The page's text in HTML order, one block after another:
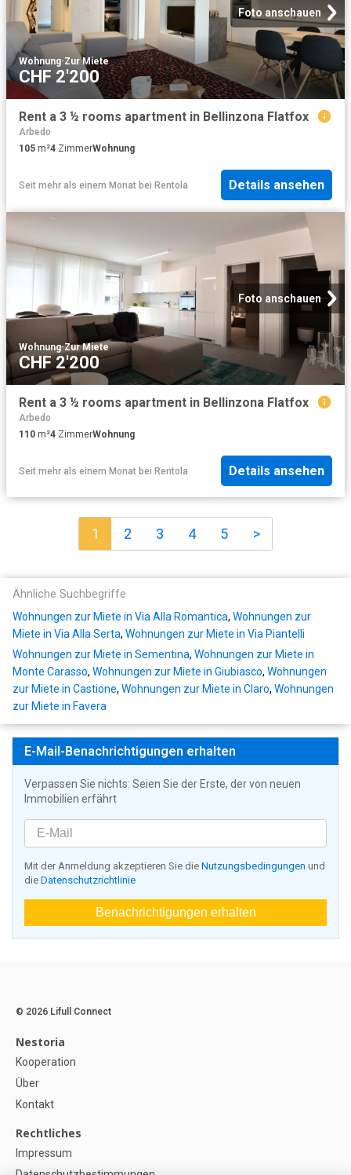
Foto anschauen
Wohnung·Zur Miete
CHF 2'200
Rent a 3 ½ rooms apartment in Bellinzona Flatfox
Arbedo
105 m²4 ZimmerWohnung
Seit mehr als einem Monat bei Rentola Details ansehen
Foto anschauen
Wohnung·Zur Miete
CHF 2'200
Rent a 3 ½ rooms apartment in Bellinzona Flatfox
Arbedo
110 m²4 ZimmerWohnung
Seit mehr als einem Monat bei Rentola Details ansehen
1 2 3 4 5 >
Ähnliche Suchbegriffe
Wohnungen zur Miete in Via Alla Romantica, Wohnungen zur
Miete in Via Alla Serta, Wohnungen zur Miete in Via Piantelli
Wohnungen zur Miete in Sementina, Wohnungen zur Miete in
Monte Carasso, Wohnungen zur Miete in Giubiasco, Wohnungen
zur Miete in Castione, Wohnungen zur Miete in Claro, Wohnungen
zur Miete in Favera
E-Mail-Benachrichtigungen erhalten
Verpassen Sie nichts: Seien Sie der Erste, der von neuen
Immobilien erfährt
Mit der Anmeldung akzeptieren Sie die Nutzungsbedingungen und
die Datenschutzrichtlinie
Benachrichtigungen erhalten
© 2026 Lifull Connect
Nestoria
Kooperation
Über
Kontakt
Rechtliches
Impressum